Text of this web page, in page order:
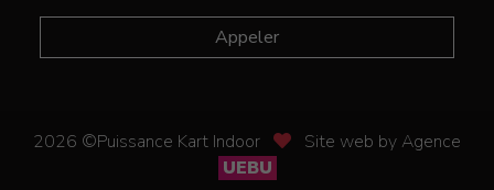
Appeler
2026 ©Puissance Kart Indoor
Site web by Agence
UEBU